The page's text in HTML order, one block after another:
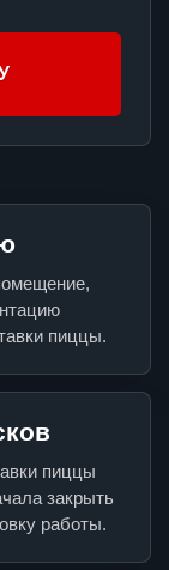
пиццы.
пиццы
закрыть
работы.